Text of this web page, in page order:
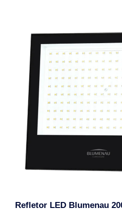
Refletor LED Blumenau